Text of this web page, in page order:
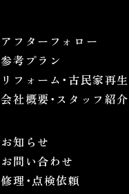
アフターフォロー
参考プラン
リフォーム･古民家再生
会社概要･スタッフ紹介
お知らせ
お問い合わせ
修理･点検依頼